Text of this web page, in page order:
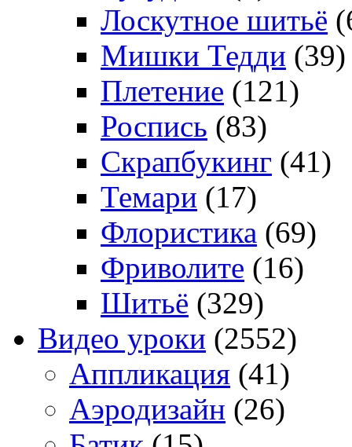
Лоскутное шитьё
Мишки Тедди (39)
Плетение (121)
Роспись (83)
Скрапбукинг (41)
Темари (17)
Флористика (69)
Фриволите (16)
Шитьё (329)
Видео уроки (2552)
Аппликация (41)
Аэродизайн (26)